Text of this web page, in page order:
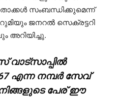
സംബന്ധിക്കുമെന്ന്
ജനറൽ സെക്രട്ടറി
അറിയിച്ചു.
എന്ന നമ്പര്‍ സേവ്
പേര് ഈ